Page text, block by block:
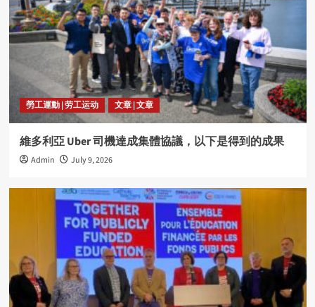
勞工運動 | 劳工运动 文章 | 文章
維多利亞 Uber 司機達成集體協議，以下是得到的成果
Admin July 9, 2026